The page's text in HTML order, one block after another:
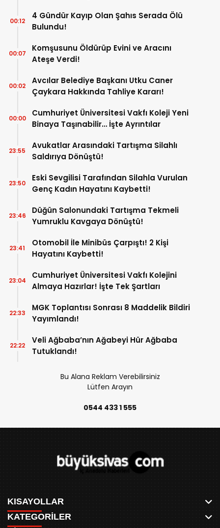
4 Gündür Kayıp Olan Şahıs Serada Ölü
Bulundu!
00:12
Komşusunu Öldürüp Evini ve Aracını
Ateşe Verdi!
00:07
Avcılar Belediye Başkanı Utku Caner
Çaykara Hakkında Tahliye Kararı!
00:02
Cumhuriyet Üniversitesi Vakfı Koleji Yeni
Binaya Taşınabilir… İşte Ayrıntılar
00:00
Avukatlar Arasındaki Tartışma Silahlı
Saldırıya Dönüştü!
23:55
Eski Sevgilisi Tarafından Silahla Vurulan
Genç Kadın Hayatını Kaybetti!
23:50
Düğün Salonundaki Tartışma Tekmeli
Yumruklu Kavgaya Dönüştü!
23:46
Otomobil İle Minibüs Çarpıştı! 2 Kişi
Hayatını Kaybetti!
23:41
Cumhuriyet Üniversitesi Vakfı Kolejini
Almaya Hazırlar! İşte Tek Şartları
23:04
MGK Toplantısı Sonrası 8 Maddelik Bildiri
Yayımlandı!
22:33
Veli Ağbaba’nın Ağabeyi Hür Ağbaba
Tutuklandı!
22:22
Bu Alana Reklam Verebilirsiniz
Lütfen Arayın
0544 433 1 555
KISAYOLLAR
KATEGORİLER